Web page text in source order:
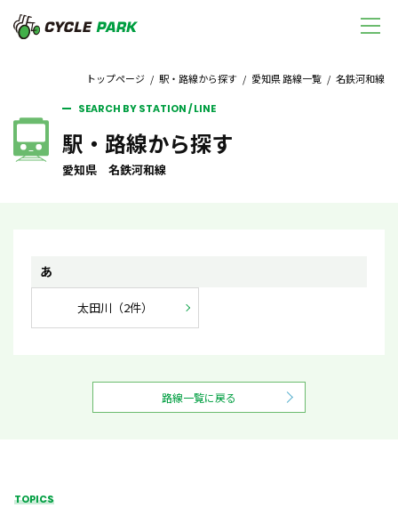
トップページ / 駅・路線から探す / 愛知県 路線一覧 / 名鉄河和線
SEARCH BY STATION / LINE
駅・路線から探す
愛知県 名鉄河和線
あ
太田川（2件）
路線一覧に戻る
TOPICS